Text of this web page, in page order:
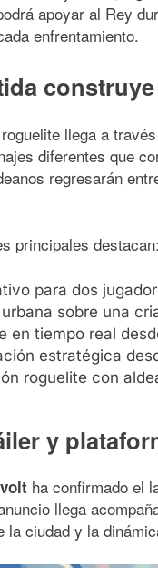
apoyar al Rey
enfrentamiento.
llega a
diferentes que
regresarán
principales destacan:
para dos
sobre una
en tiempo real
estratégica
roguelite con
y
ha confirmado el
llega
la ciudad y la